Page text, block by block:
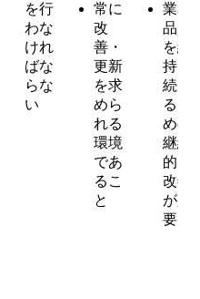
を行
わな
けれ
ばな
らな
い
常に
改
善・
更新
を求
めら
れる
環境
であ
るこ
と
業務
品質
を維
持し
続け
るた
めの
継続
的な
改善
が必
要